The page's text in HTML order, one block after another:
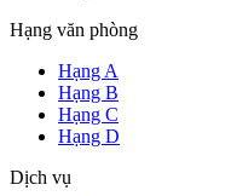
Hạng văn phòng
Hạng A
Hạng B
Hạng C
Hạng D
Dịch vụ